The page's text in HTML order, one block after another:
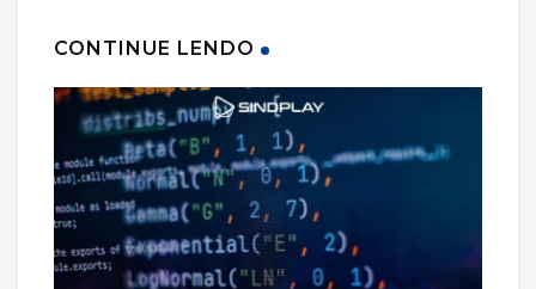
CONTINUE LENDO